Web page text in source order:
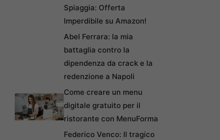
Spiaggia: Offerta
Imperdibile su Amazon!
Abel Ferrara: la mia
battaglia contro la
dipendenza da crack e la
redenzione a Napoli
Come creare un menu
digitale gratuito per il
ristorante con MenuForma
Federico Venco: Il tragico